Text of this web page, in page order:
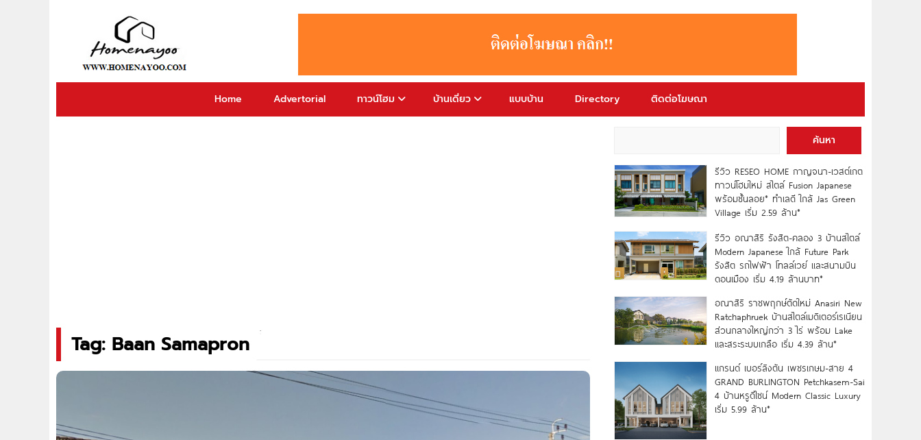
Home Advertorial ทาวน์โฮม บ้านเดี่ยว แบบบ้าน Directory ติดต่อโฆษณา
Tag: Baan Samapron
ค้นหา
รีวิว RESEO HOME กาญจนา-เวสต์เกต
ทาวน์โฮมใหม่ สไตล์ Fusion Japanese
พร้อมชั้นลอย* ทำเลดี ใกล้ Jas Green
Village เริ่ม 2.59 ล้าน*
รีวิว อณาสิริ รังสิต-คลอง 3 บ้านสไตล์
Modern Japanese ใกล้ Future Park
รังสิต รถไฟฟ้า โทลล์เวย์ และสนามบิน
ดอนเมือง เริ่ม 4.19 ล้านบาท*
อณาสิริ ราชพฤกษ์ตัดใหม่ Anasiri New
Ratchaphruek บ้านสไตล์เมดิเตอร์เรเนียน
ส่วนกลางใหญ่กว่า 3 ไร่ พร้อม Lake
และสระระบบเกลือ เริ่ม 4.39 ล้าน*
แกรนด์ เบอร์ลิงตัน เพชรเกษม-สาย 4
GRAND BURLINGTON Petchkasem-Sai
4 บ้านหรูดีไซน์ Modern Classic Luxury
เริ่ม 5.99 ล้าน*